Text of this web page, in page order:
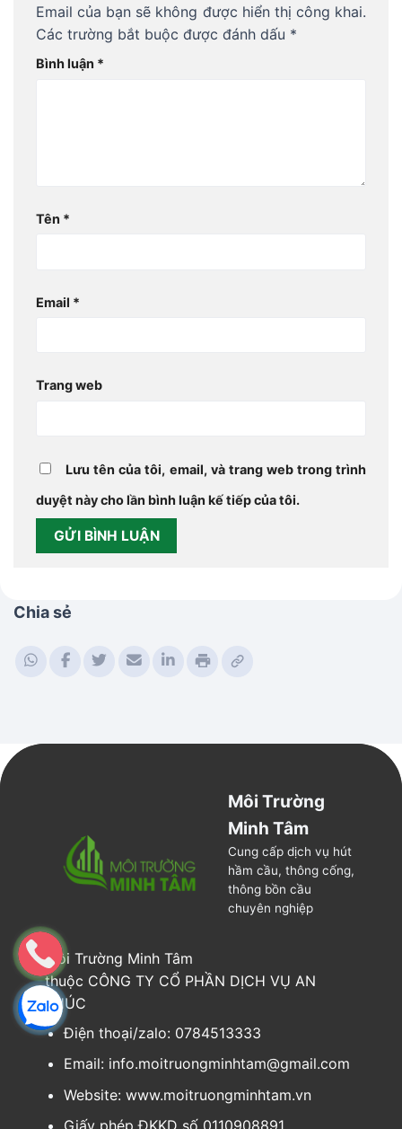
Chia sẻ
Email của bạn sẽ không được hiển thị công khai.
Các trường bắt buộc được đánh dấu *
Bình luận *
Tên *
Email *
Trang web
Lưu tên của tôi, email, và trang web trong trình
duyệt này cho lần bình luận kế tiếp của tôi.
Môi Trường
Minh Tâm
Cung cấp dịch vụ hút
hầm cầu, thông cống,
thông bồn cầu
chuyên nghiệp
Môi Trường Minh Tâm
thuộc CÔNG TY CỔ PHẦN DỊCH VỤ AN
PHÚC
Điện thoại/zalo: 0784513333
Email: info.moitruongminhtam@gmail.com
Website: www.moitruongminhtam.vn